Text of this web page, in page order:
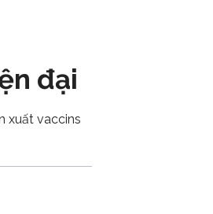
đại
xuất vaccins